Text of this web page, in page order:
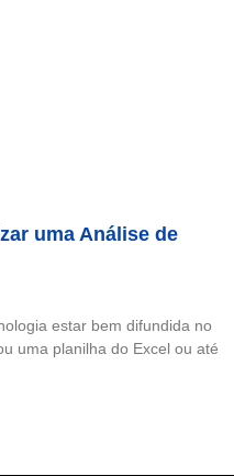
uma Análise de
estar bem difundida no
uma planilha do Excel ou até